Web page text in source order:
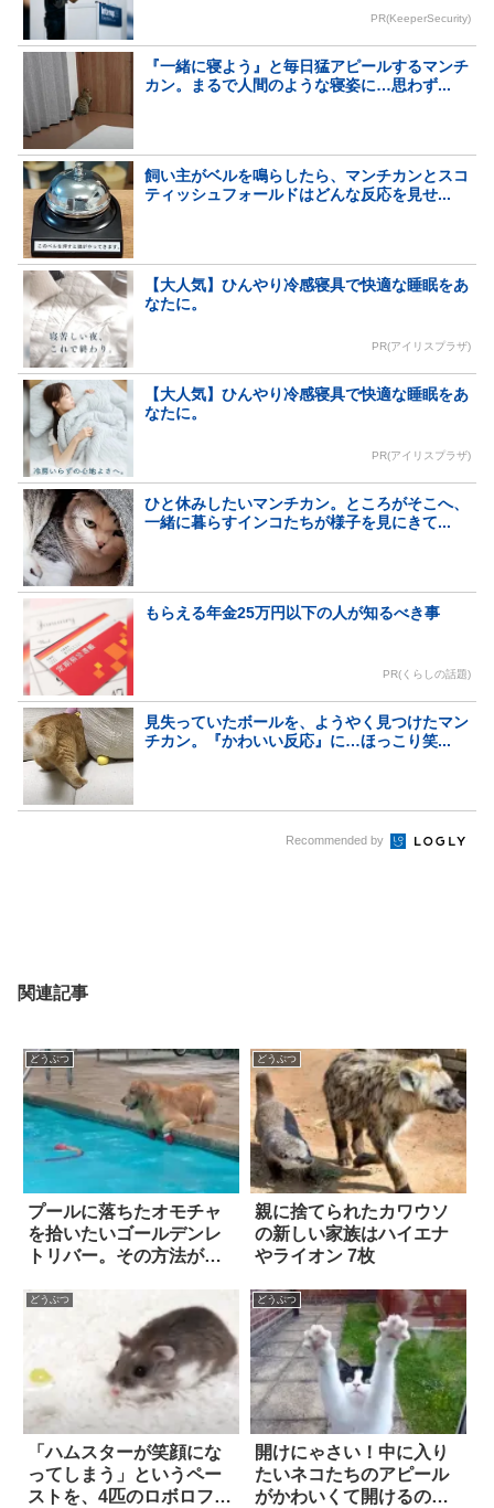
PR(KeeperSecurity)
『一緒に寝よう』と毎日猛アピールするマンチ
カン。まるで人間のような寝姿に…思わず...
飼い主がベルを鳴らしたら、マンチカンとスコ
ティッシュフォールドはどんな反応を見せ...
【大人気】ひんやり冷感寝具で快適な睡眠をあ
なたに。
PR(アイリスプラザ)
【大人気】ひんやり冷感寝具で快適な睡眠をあ
なたに。
PR(アイリスプラザ)
ひと休みしたいマンチカン。ところがそこへ、
一緒に暮らすインコたちが様子を見にきて...
もらえる年金25万円以下の人が知るべき事
PR(くらしの話題)
見失っていたボールを、ようやく見つけたマン
チカン。『かわいい反応』に…ほっこり笑...
Recommended by
関連記事
どうぶつ
プールに落ちたオモチャ
を拾いたいゴールデンレ
トリバー。その方法が、
た！！
どうぶつ
親に捨てられたカワウソ
の新しい家族はハイエナ
やライオン 7枚
どうぶつ
「ハムスターが笑顔にな
ってしまう」というペー
ストを、4匹のロボロフス
どうぶつ
開けにゃさい！中に入り
たいネコたちのアピール
がかわいくて開けるのが